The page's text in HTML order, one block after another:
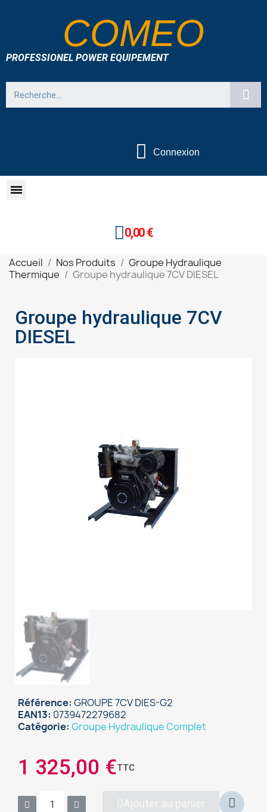
COMEO
PROFESSIONEL POWER EQUIPEMENT
Connexion
0,00 €
Accueil Nos Produits
Groupe Hydraulique
Thermique
Groupe hydraulique 7CV DIESEL
Groupe hydraulique 7CV
DIESEL
Référence GROUPE 7CV DIES-G2
EAN13 0739472279682
Catégorie Groupe Hydraulique Complet
1 325,00 €TTC
Ajouter au panier